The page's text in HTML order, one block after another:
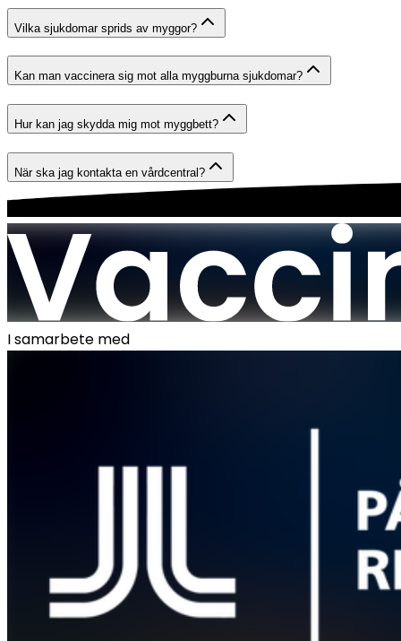
Vilka sjukdomar sprids av myggor?
Kan man vaccinera sig mot alla myggburna sjukdomar?
Hur kan jag skydda mig mot myggbett?
När ska jag kontakta en vårdcentral?
I samarbete med